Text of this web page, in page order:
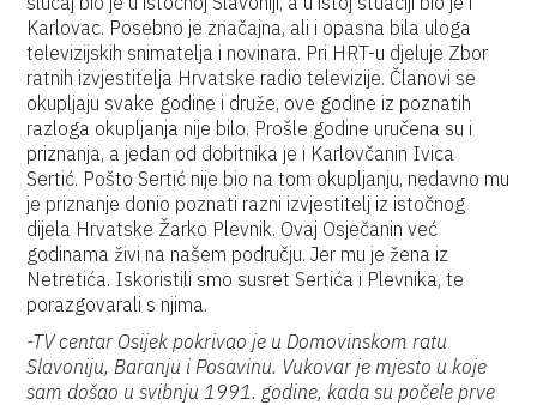
Karlovac. Posebno je značajna, ali i opasna bila uloga
televizijskih snimatelja i novinara. Pri HRT-u djeluje Zbor
ratnih izvjestitelja Hrvatske radio televizije. Članovi se
okupljaju svake godine i druže, ove godine iz poznatih
razloga okupljanja nije bilo. Prošle godine uručena su i
priznanja, a jedan od dobitnika je i Karlovčanin Ivica
Sertić. Pošto Sertić nije bio na tom okupljanju, nedavno mu
je priznanje donio poznati razni izvjestitelj iz istočnog
dijela Hrvatske Žarko Plevnik. Ovaj Osječanin već
godinama živi na našem području. Jer mu je žena iz
Netretića. Iskoristili smo susret Sertića i Plevnika, te
porazgovarali s njima.
-TV centar Osijek pokrivao je u Domovinskom ratu
Slavoniju, Baranju i Posavinu. Vukovar je mjesto u koje
sam došao u svibnju 1991. godine, kada su počele prve